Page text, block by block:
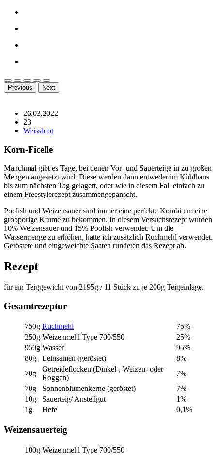
Previous Next
26.03.2022
23
Weissbrot
Korn-Ficelle
Manchmal gibt es Tage, bei denen Vor- und Sauerteige in zu großen
Mengen angesetzt wird. Diese werden dann entweder im Kühlhaus
bis zum nächsten Tag gelagert, oder wie in diesem Fall einfach zu
einem Freestylerezept zusammengepanscht.
Poolish und Weizensauer sind immer eine perfekte Kombi um eine
grobporige Krume zu bekommen. In diesem Versuchsrezept wurden
10% Weizensauer und 15% Poolish verwendet. Um die
Wassermenge zu erhöhen, hatte ich zusätzlich Ruchmehl verwendet.
Geröstete und eingeweichte Saaten rundeten das Rezept ab.
Rezept
für ein Teiggewicht von 2195g / 11 Stück zu je 200g Teigeinlage.
Gesamtrezeptur
750g Ruchmehl
75%
250g Weizenmehl Type 700/550
25%
950g Wasser
95%
80g
Leinsamen (geröstet)
8%
70g
Getreideflocken (Dinkel-, Weizen- oder
Roggen)
7%
70g
Sonnenblumenkerne (geröstet)
7%
10g
Sauerteig/ Anstellgut
1%
1g
Hefe 0,1%
Weizensauerteig
100g Weizenmehl Type 700/550